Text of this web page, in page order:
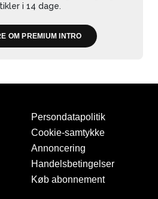
i 14 dage.
OM PREMIUM INTRO
Persondatapolitik
Cookie-samtykke
Annoncering
Handelsbetingelser
Køb abonnement